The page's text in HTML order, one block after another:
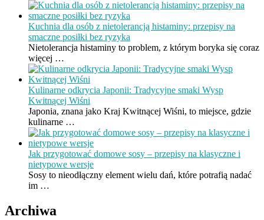
Kuchnia dla osób z nietolerancją histaminy: przepisy na
smaczne posiłki bez ryzyka
Nietolerancja histaminy to problem, z którym boryka się coraz
więcej …
Kulinarne odkrycia Japonii: Tradycyjne smaki Wysp
Kwitnącej Wiśni
Japonia, znana jako Kraj Kwitnącej Wiśni, to miejsce, gdzie
kulinarne …
Jak przygotować domowe sosy – przepisy na klasyczne i
nietypowe wersje
Sosy to nieodłączny element wielu dań, które potrafią nadać
im …
Archiwa